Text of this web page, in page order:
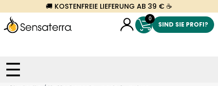
🚚 KOSTENFREIE LIEFERUNG AB 39 € ☕
0
SIND SIE PROFI?